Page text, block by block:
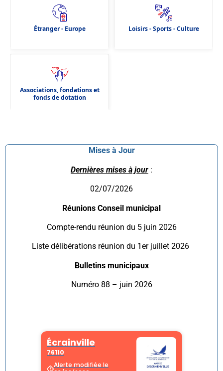
Mises à Jour
Dernières mises à jour :
02/07/2026
Réunions Conseil municipal
Compte-rendu réunion du 5 juin 2026
Liste délibérations réunion du 1er juillet 2026
Bulletins municipaux
Numéro 88 – juin 2026
Étranger - Europe Loisirs - Sports - Culture
Associations, fondations et
fonds de dotation